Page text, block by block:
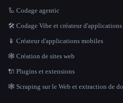
🦾 Codage agentic
🛠️ Codage Vibe et créateur d'applications
📱 Créateur d'applications mobiles
🕸 Création de sites web
🔌 Plugins et extensions
🕸️ Scraping sur le Web et extraction de